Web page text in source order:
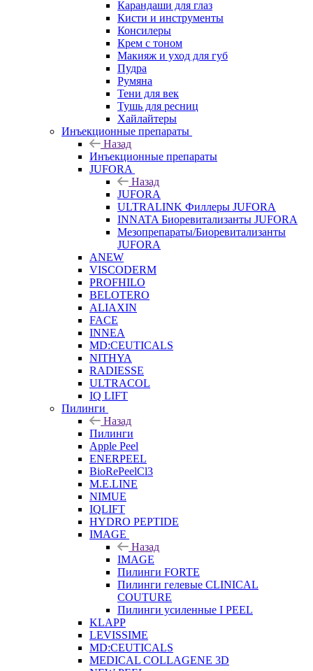
Карандаши для глаз
Кисти и инструменты
Консилеры
Крем с тоном
Макияж и уход для губ
Пудра
Румяна
Тени для век
Тушь для ресниц
Хайлайтеры
Инъекционные препараты
Назад
Инъекционные препараты
JUFORA
Назад
JUFORA
ULTRALINK Филлеры JUFORA
INNATA Биоревитализанты JUFORA
Мезопрепараты/Биоревитализанты
JUFORA
ANEW
VISCODERM
PROFHILO
BELOTERO
ALIAXIN
FACE
INNEA
MD:CEUTICALS
NITHYA
RADIESSE
ULTRACOL
IQ LIFT
Пилинги
Назад
Пилинги
Apple Peel
ENERPEEL
BioRePeelCl3
M.E.LINE
NIMUE
IQLIFT
HYDRO PEPTIDE
IMAGE
Назад
IMAGE
Пилинги FORTE
Пилинги гелевые CLINICAL
COUTURE
Пилинги усиленные I PEEL
KLAPP
LEVISSIME
MD:CEUTICALS
MEDICAL COLLAGENE 3D